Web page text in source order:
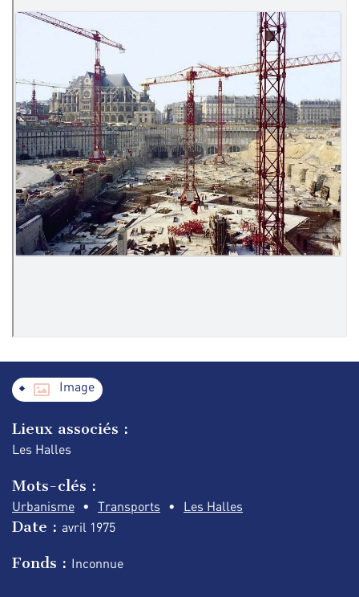
Image
Lieux associés :
Les Halles
Mots-clés :
Urbanisme Transports Les Halles
Date : avril 1975
Fonds : Inconnue